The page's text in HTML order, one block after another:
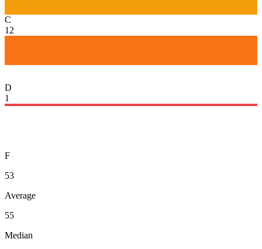
C
12
D
1
F
53
Average
55
Median